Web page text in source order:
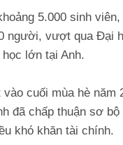
5.000 sinh
người, vượt qua Đại
lớn tại Anh.
cuối mùa hè
đã chấp thuận sơ
khó khăn tài chính.